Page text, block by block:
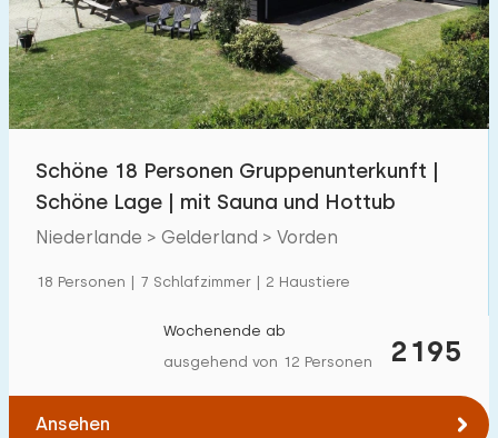
Schwimmbad 236
Eingezäunter Garten 93
Haustierfrei 211
Ladestation Auto
€ 0 — € 1000+
Schöne 18 Personen Gruppenunterkunft |
Schöne Lage | mit Sauna und Hottub
Niederlande > Gelderland > Vorden
18 Personen | 7 Schlafzimmer | 2 Haustiere
2195
Wochenende ab
ausgehend von 12 Personen
Ansehen